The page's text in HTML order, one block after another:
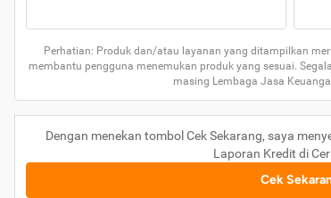
Perhatian: Produk dan/atau layanan yang ditampilkan
membantu pengguna menemukan produk yang sesuai.
masing Lembaga Jasa
Dengan menekan tombol Cek Sekarang, saya
Laporan Kredit di
Cek